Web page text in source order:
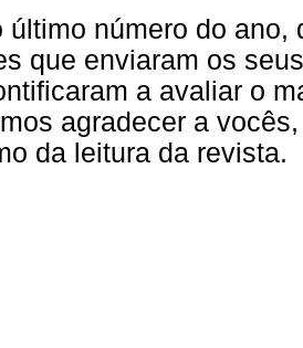
último número do
que enviaram os
a avaliar o
agradecer a
da leitura da revista.